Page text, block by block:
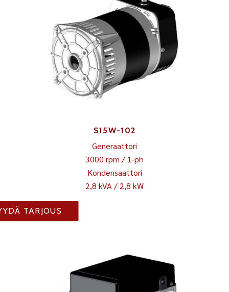
S15W-102
Generaattori
3000 rpm / 1-ph
Kondensaattori
2,8 kVA / 2,8 kW
TARJOUS